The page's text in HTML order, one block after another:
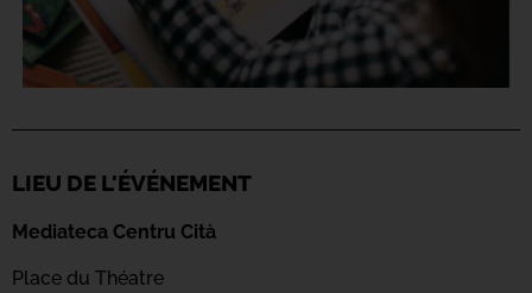
LIEU DE L'ÉVÉNEMENT
Mediateca Centru Cità
Place du Théatre